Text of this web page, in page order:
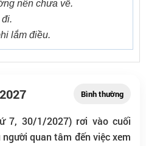
nên chưa về.
lắm điều.
Bình thường
7, 30/1/2027) rơi vào cuối
quan tâm đến việc xem